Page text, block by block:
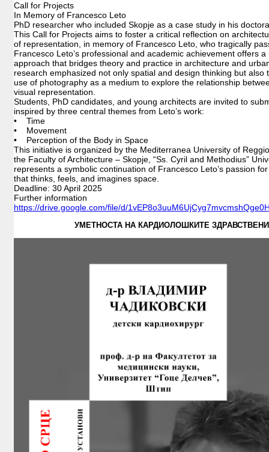
Call for Projects
In Memory of Francesco Leto
PhD researcher who included Skopje as a case study in his
This Call for Projects aims to foster a critical reflection on
of representation, in memory of Francesco Leto, who tragically
Francesco Leto’s professional and academic achievement offers
approach that bridges theory and practice in architecture and
research emphasized not only spatial and design thinking but also
use of photography as a medium to explore the relationship
visual representation.
Students, PhD candidates, and young architects are invited to
inspired by three central themes from Leto’s work:
• Time
• Movement
• Perception of the Body in Space
This initiative is organized by the Mediterranea University of
the Faculty of Architecture – Skopje, “Ss. Cyril and Methodius”
represents a symbolic continuation of Francesco Leto’s passion
that thinks, feels, and imagines space.
Deadline: 30 April 2025
Further information
https://drive.google.com/file/d/
УМЕТНОСТА НА КАРДИОЛОШКИТЕ